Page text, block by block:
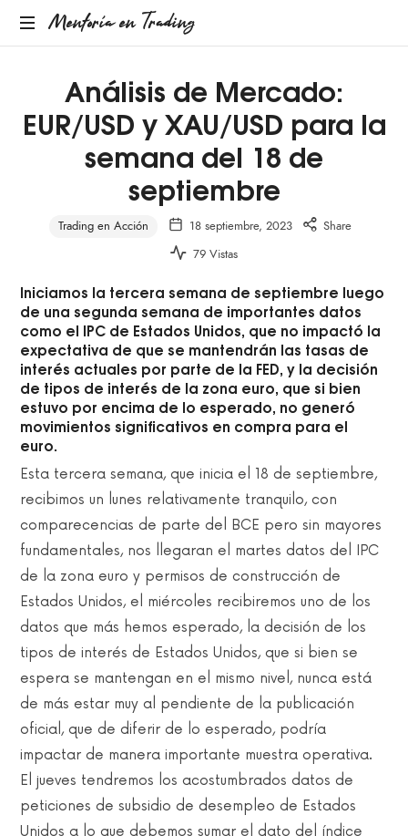
Mentoría
Trading
Mentoría en Trading
Análisis de Mercado:
EUR/USD y XAU/USD para la
semana del 18 de
septiembre
Trading en Acción 18 septiembre, 2023
Share
79 Vistas
Iniciamos la tercera semana de septiembre luego
de una segunda semana de importantes datos
como el IPC de Estados Unidos, que no impactó la
expectativa de que se mantendrán las tasas de
interés actuales por parte de la FED, y la decisión
de tipos de interés de la zona euro, que si bien
estuvo por encima de lo esperado, no generó
movimientos significativos en compra para el
euro.
Esta tercera semana, que inicia el 18 de septiembre,
recibimos un lunes relativamente tranquilo, con
comparecencias de parte del BCE pero sin mayores
fundamentales, nos llegaran el martes datos del IPC
de la zona euro y permisos de construcción de
Estados Unidos, el miércoles recibiremos uno de los
datos que más hemos esperado, la decisión de los
tipos de interés de Estados Unidos, que si bien se
espera se mantengan en el mismo nivel, nunca está
de más estar muy al pendiente de la publicación
oficial, que de diferir de lo esperado, podría
impactar de manera importante muestra operativa.
El jueves tendremos los acostumbrados datos de
peticiones de subsidio de desempleo de Estados
Unidos a lo que debemos sumar el dato del índice